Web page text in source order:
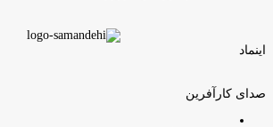
اینماد
صدای کارآفرین